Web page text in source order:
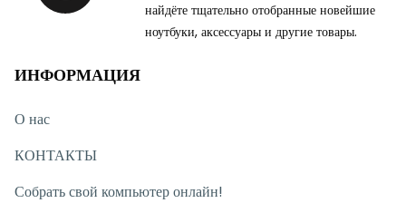
найдёте тщательно отобранные новейшие
ноутбуки, аксессуары и другие товары.
ИНФОРМАЦИЯ
О нас
КОНТАКТЫ
Собрать свой компьютер онлайн!